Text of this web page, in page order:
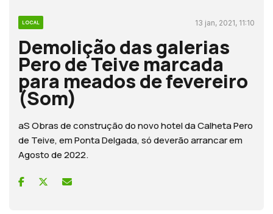
LOCAL 13 jan, 2021, 11:10
Demolição das galerias
Pero de Teive marcada
para meados de fevereiro
(Som)
aS Obras de construção do novo hotel da Calheta Pero
de Teive, em Ponta Delgada, só deverão arrancar em
Agosto de 2022.